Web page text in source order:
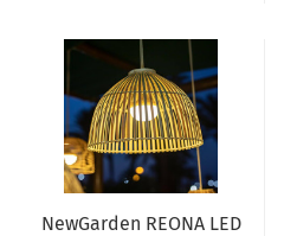
NewGarden REONA LED